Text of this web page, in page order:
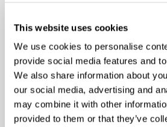
This website uses cookies
We use cookies to personalise
provide social media features and
We also share information about
our social media, advertising and
may combine it with other
provided to them or that they’ve
analysieren, um das
verbessern und die
personalisieren zu können.